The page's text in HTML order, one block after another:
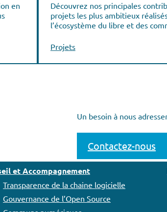
en
Découvrez nos principales
projets les plus ambitieux
l’écosystème du libre et des
Projets
Un besoin à nous
Contactez-nous
et Accompagnement
Transparence de la chaine logicielle
Gouvernance de l’Open Source